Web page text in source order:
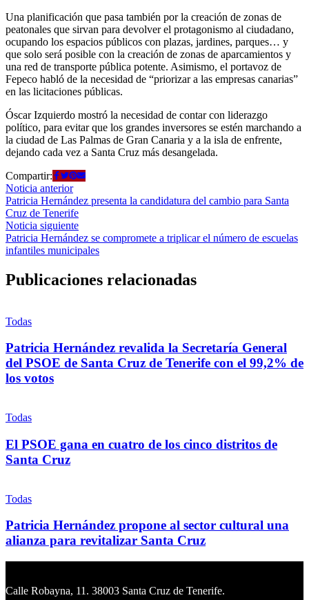
Una planificación que pasa también por la creación de zonas de
peatonales que sirvan para devolver el protagonismo al ciudadano,
ocupando los espacios públicos con plazas, jardines, parques… y
que solo será posible con la creación de zonas de aparcamientos y
una red de transporte pública potente. Asimismo, el portavoz de
Fepeco habló de la necesidad de “priorizar a las empresas canarias”
en las licitaciones públicas.
Óscar Izquierdo mostró la necesidad de contar con liderazgo
político, para evitar que los grandes inversores se estén marchando a
la ciudad de Las Palmas de Gran Canaria y a la isla de enfrente,
dejando cada vez a Santa Cruz más desangelada.
Compartir:
Navegación
de
entradas
Noticia anteriorNoticia
anterior:
Patricia Hernández presenta la candidatura del cambio para Santa
Cruz de Tenerife
Noticia siguienteNoticia
siguiente:
Patricia Hernández se compromete a triplicar el número de escuelas
infantiles municipales
Publicaciones relacionadas
Todas
Patricia Hernández revalida la Secretaría General
del PSOE de Santa Cruz de Tenerife con el 99,2% de
los votos
Todas
El PSOE gana en cuatro de los cinco distritos de
Santa Cruz
Todas
Patricia Hernández propone al sector cultural una
alianza para revitalizar Santa Cruz
Calle Robayna, 11. 38003 Santa Cruz de Tenerife.